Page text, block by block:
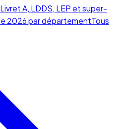
Livret A, LDDS, LEP et super-
2026 par départementTous